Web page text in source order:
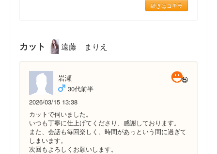
続きはコチラ
カット 遠藤 まりえ
岩瀬
30代前半
2026/03/15 13:38
カットで伺いました。
いつも丁寧に仕上げてくださり、感謝しております。
また、会話も毎回楽しく、時間があっという間に過ぎて
しまいます。
次回もよろしくお願いします。